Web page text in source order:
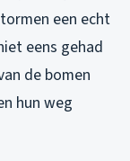
een echt
eens gehad
de bomen
hun weg